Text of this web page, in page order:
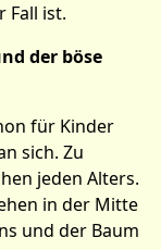
Fall ist.
der böse
für Kinder
sich. Zu
jeden Alters.
in der Mitte
und der Baum